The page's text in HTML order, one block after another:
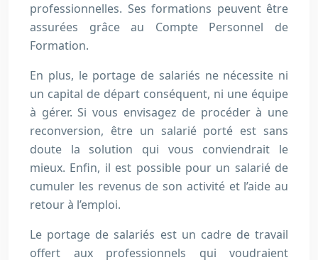
professionnelles. Ses formations peuvent être
assurées grâce au Compte Personnel de
Formation.
En plus, le portage de salariés ne nécessite ni
un capital de départ conséquent, ni une équipe
à gérer. Si vous envisagez de procéder à une
reconversion, être un salarié porté est sans
doute la solution qui vous conviendrait le
mieux. Enfin, il est possible pour un salarié de
cumuler les revenus de son activité et l’aide au
retour à l’emploi.
Le portage de salariés est un cadre de travail
offert aux professionnels qui voudraient